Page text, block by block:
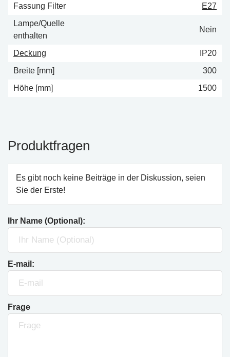
Fassung Filter
E27
Lampe/Quelle
enthalten
Nein
Deckung
IP20
Breite [mm]
300
Höhe [mm]
1500
Produktfragen
Es gibt noch keine Beiträge in der Diskussion, seien
Sie der Erste!
Ihr Name (Optional):
E-mail:
Frage